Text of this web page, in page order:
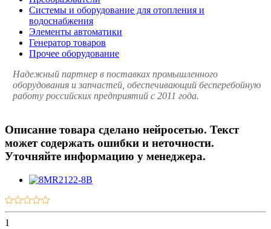
Системы и оборудование для отопления и
водоснабжения
Элементы автоматики
Генератор товаров
Прочее оборудование
Надежный партнер в поставках промышленного
оборудования и запчастей, обеспечивающий бесперебойную
работу российских предприятий с 2011 года.
Описание товара сделано нейросетью. Текст
может содержать ошибки и неточности.
Уточняйте информацию у менеджера.
1